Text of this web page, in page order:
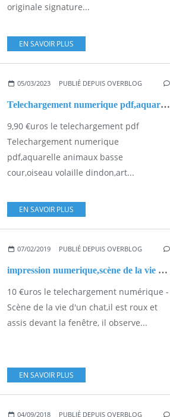
originale signature...
EN SAVOIR PLUS
05/03/2023 PUBLIÉ DEPUIS OVERBLOG
Telechargement numerique pdf,aquarelle animaux basse cour,oiseau volaille dindon,art animalier surrealiste,isabelle krief artiste peintre,art audois,art moderne contemporain,art abstrait fantastique,cadeau fete anniversaire noel,art decoration,marron jaune blanc noir,bleu vert rouge violet,
9,90 €uros le telechargement pdf
Telechargement numerique
pdf,aquarelle animaux basse
cour,oiseau volaille dindon,art...
EN SAVOIR PLUS
07/02/2019 PUBLIÉ DEPUIS OVERBLOG
impression numerique,scène de la vie d'un chat,il est roux et assis devant la fenêtre, il observe la rue,les arbres verts et marrons,les fleurs roses,jaune,violet,le beau ciel bleu, aquarelle 24x32 cm d'isabelle krief, sur papier spécial
10 €uros le telechargement numérique -
Scène de la vie d'un chat,il est roux et
assis devant la fenêtre, il observe...
EN SAVOIR PLUS
04/09/2018 PUBLIÉ DEPUIS OVERBLOG